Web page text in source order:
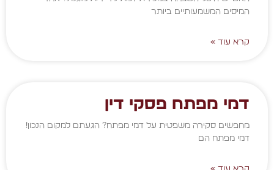
המיסים המשמעותיים ביותר
קרא עוד »
דמי מפתח פסקי דין
מחפשים סקירה משפטית על דמי מפתח? הגעתם למקום הנכון!
דמי מפתח הם